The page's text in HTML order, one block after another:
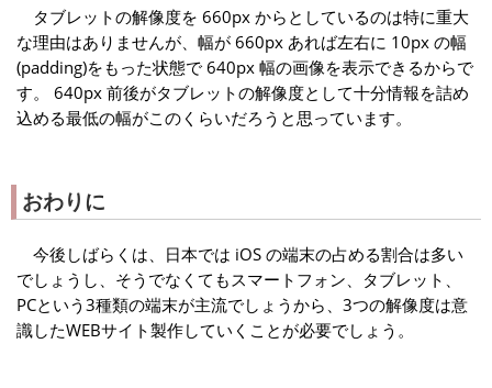
タブレットの解像度を 660px からとしているのは特に重大
な理由はありませんが、幅が 660px あれば左右に 10px の幅
(padding)をもった状態で 640px 幅の画像を表示できるからで
す。 640px 前後がタブレットの解像度として十分情報を詰め
込める最低の幅がこのくらいだろうと思っています。
おわりに
今後しばらくは、日本では iOS の端末の占める割合は多い
でしょうし、そうでなくてもスマートフォン、タブレット、
PCという3種類の端末が主流でしょうから、3つの解像度は意
識したWEBサイト製作していくことが必要でしょう。